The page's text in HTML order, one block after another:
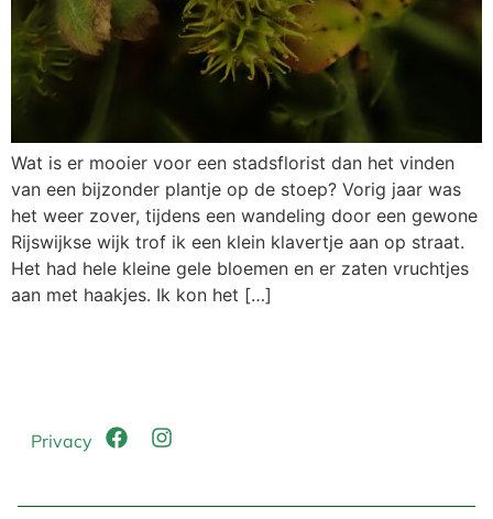
Wat is er mooier voor een stadsflorist dan het vinden
van een bijzonder plantje op de stoep? Vorig jaar was
het weer zover, tijdens een wandeling door een gewone
Rijswijkse wijk trof ik een klein klavertje aan op straat.
Het had hele kleine gele bloemen en er zaten vruchtjes
aan met haakjes. Ik kon het […]
Privacy